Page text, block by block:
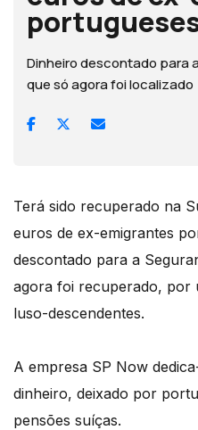
Dinheiro descontado para
que só agora foi localizado
Terá sido recuperado na
euros de ex-emigrantes
descontado para a
agora foi recuperado, por
luso-descendentes.
A empresa SP Now
dinheiro, deixado por
pensões suíças.